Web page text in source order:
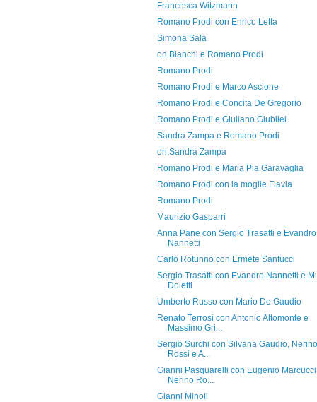
Francesca Witzmann
Romano Prodi con Enrico Letta
Simona Sala
on.Bianchi e Romano Prodi
Romano Prodi
Romano Prodi e Marco Ascione
Romano Prodi e Concita De Gregorio
Romano Prodi e Giuliano Giubilei
Sandra Zampa e Romano Prodi
on.Sandra Zampa
Romano Prodi e Maria Pia Garavaglia
Romano Prodi con la moglie Flavia
Romano Prodi
Maurizio Gasparri
Anna Pane con Sergio Trasatti e Evandro
Nannetti
Carlo Rotunno con Ermete Santucci
Sergio Trasatti con Evandro Nannetti e
Doletti
Umberto Russo con Mario De Gaudio
Renato Terrosi con Antonio Altomonte e
Massimo Gri...
Sergio Surchi con Silvana Gaudio, Nerino
Rossi e A...
Gianni Pasquarelli con Eugenio
Nerino Ro...
Gianni Minoli